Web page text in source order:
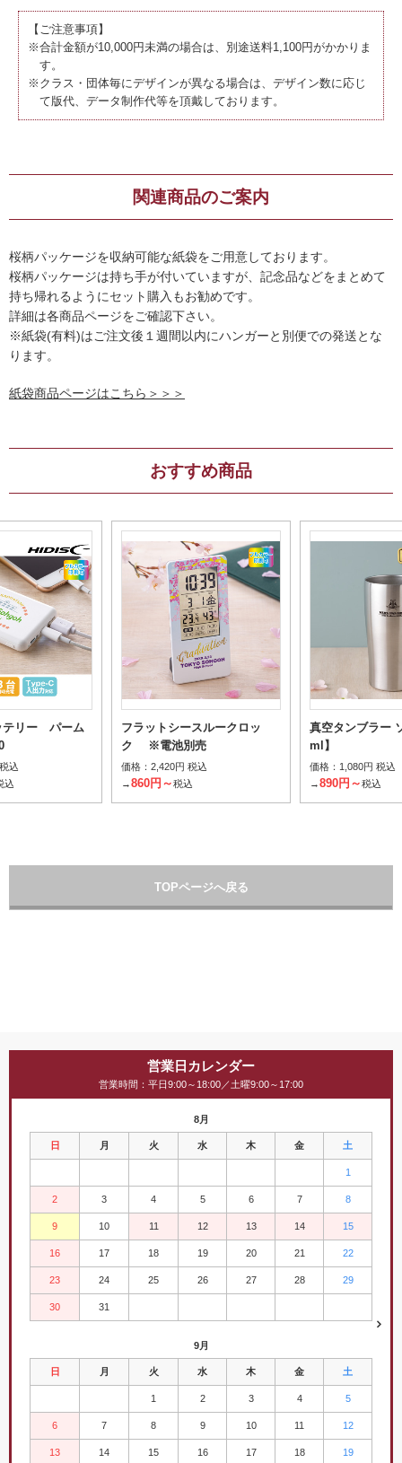
【ご注意事項】
※合計金額が10,000円未満の場合は、別途送料1,100円がかかりま
す。
※クラス・団体毎にデザインが異なる場合は、デザイン数に応じ
て版代、データ制作代等を頂戴しております。
関連商品のご案内
桜柄パッケージを収納可能な紙袋をご用意しております。
桜柄パッケージは持ち手が付いていますが、記念品などをまとめて
持ち帰れるようにセット購入もお勧めです。
詳細は各商品ページをご確認下さい。
※紙袋(有料)はご注文後１週間以内にハンガーと別便での発送とな
ります。
紙袋商品ページはこちら＞＞＞
おすすめ商品
テリー パーム
込
込
フラットシースルークロッ
ク ※電池別売
価格： 2,420円 税込
→ 860円～税込
真空タンブラー
ml】
価格： 1,080円 税込
→ 890円～税込
TOPページへ戻る
営業日カレンダー
営業時間：平日9:00～18:00／土曜9:00～17:00
8月
日 月 火 水 木 金 土
1
2 3 4 5 6 7 8
9 10 11 12 13 14 15
16 17 18 19 20 21 22
23 24 25 26 27 28 29
30 31
9月
日 月 火 水 木 金 土
1 2 3 4 5
6 7 8 9 10 11 12
13 14 15 16 17 18 19